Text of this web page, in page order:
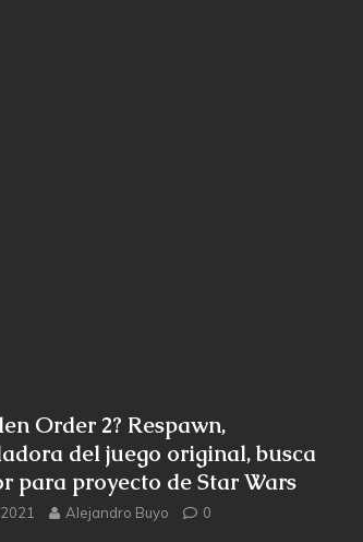
Order 2? Respawn,
del juego original, busca
para proyecto de Star Wars
Alejandro Buyo 0